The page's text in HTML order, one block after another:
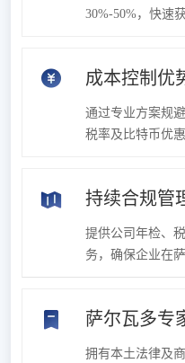
30%-50%，快速
成本控制优
通过专业方案规
税率及比特币优
持续合规管
提供公司年检、
务，确保企业在
萨尔瓦多专
拥有本土法律及